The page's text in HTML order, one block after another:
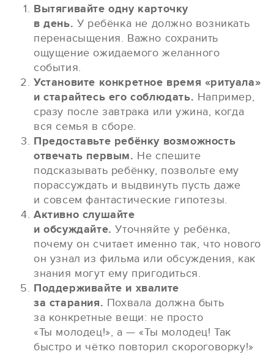
Вытягивайте одну карточку
в день. У ребёнка не должно возникать
перенасыщения. Важно сохранить
ощущение ожидаемого желанного
события.
Установите конкретное время «ритуала»
и старайтесь его соблюдать. Например,
сразу после завтрака или ужина, когда
вся семья в сборе.
Предоставьте ребёнку возможность
отвечать первым. Не спешите
подсказывать ребёнку, позвольте ему
порассуждать и выдвинуть пусть даже
и совсем фантастические гипотезы.
Активно слушайте
и обсуждайте. Уточняйте у ребёнка,
почему он считает именно так, что нового
он узнал из фильма или обсуждения, как
знания могут ему пригодиться.
Поддерживайте и хвалите
за старания. Похвала должна быть
за конкретные вещи: не просто
«Ты молодец!», а — «Ты молодец! Так
быстро и чётко повторил скороговорку!»